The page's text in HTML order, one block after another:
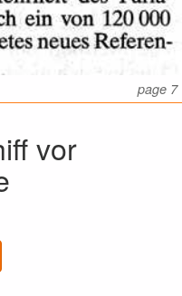
page 7
vor